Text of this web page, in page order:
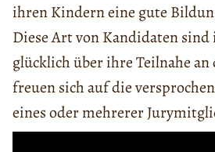
ihren Kindern eine gute
Diese Art von Kandidaten sind
glücklich über ihre Teilnahe
freuen sich auf die
eines oder mehrerer